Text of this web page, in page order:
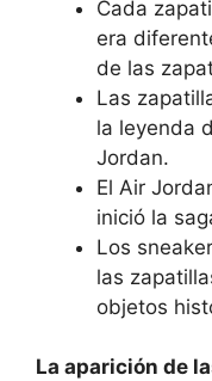
Cada
era
de las
Las
la leyenda
Jordan.
El Air
inició la
Los
las
objetos
La aparición de